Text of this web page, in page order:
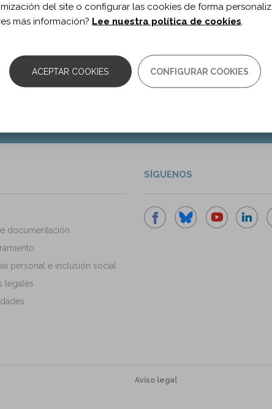
INFORMACIÓN? ¡HAZNOS LLEGAR
documentación
personal e inclusión social
legales
SÍGUENOS
Aviso legal
del site o configurar las cookies de forma
más información? Lee nuestra política de cookies
ACEPTAR COOKIES CONFIGURAR COOKIES